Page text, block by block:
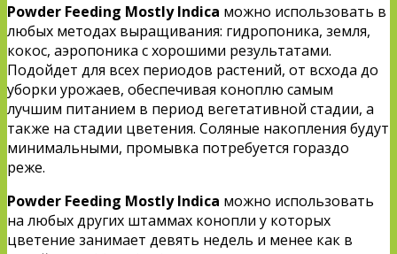
Powder Feeding Mostly Indica можно использовать в
любых методах выращивания: гидропоника, земля,
кокос, аэропоника с хорошими результатами.
Подойдет для всех периодов растений, от всхода до
уборки урожаев, обеспечивая коноплю самым
лучшим питанием в период вегетативной стадии, а
также на стадии цветения. Соляные накопления будут
минимальными, промывка потребуется гораздо
реже.
Powder Feeding Mostly Indica можно использовать
на любых других штаммах конопли у которых
цветение занимает девять недель и менее как в